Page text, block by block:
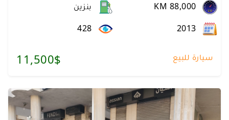
بنزين
سيارة للبيع 11,500$